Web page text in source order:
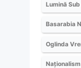
Lumină
Basarabia
Oglinda
Naționalism